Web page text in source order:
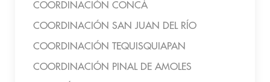
COORDINACIÓN CONCÁ
COORDINACIÓN SAN JUAN DEL RÍO
COORDINACIÓN TEQUISQUIAPAN
COORDINACIÓN PINAL DE AMOLES